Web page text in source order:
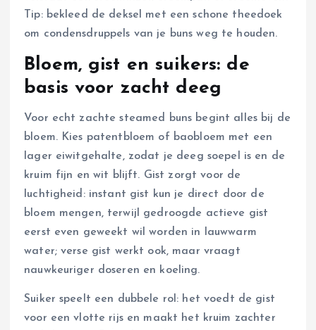
Tip: bekleed de deksel met een schone theedoek
om condensdruppels van je buns weg te houden.
Bloem, gist en suikers: de
basis voor zacht deeg
Voor echt zachte steamed buns begint alles bij de
bloem. Kies patentbloem of baobloem met een
lager eiwitgehalte, zodat je deeg soepel is en de
kruim fijn en wit blijft. Gist zorgt voor de
luchtigheid: instant gist kun je direct door de
bloem mengen, terwijl gedroogde actieve gist
eerst even geweekt wil worden in lauwwarm
water; verse gist werkt ook, maar vraagt
nauwkeuriger doseren en koeling.
Suiker speelt een dubbele rol: het voedt de gist
voor een vlotte rijs en maakt het kruim zachter